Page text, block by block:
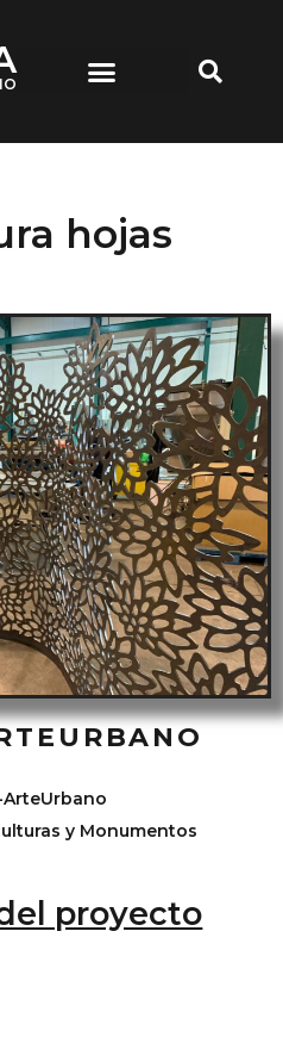
hojas
y Monumentos
proyecto